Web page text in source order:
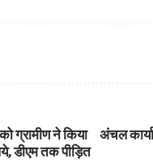
ग्रामीण ने किया
डीएम तक पीड़ित
अंचल